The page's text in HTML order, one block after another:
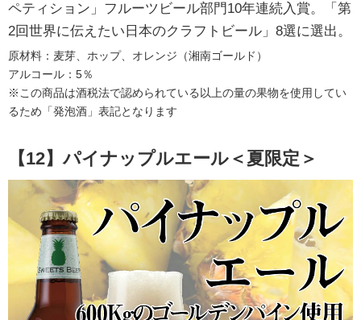
ペティション」フルーツビール部門10年連続入賞。「第
2回世界に伝えたい日本のクラフトビール」8選に選出。
原材料：麦芽、ホップ、オレンジ（湘南ゴールド）
アルコール：5％
※この商品は酒税法で認められている以上の量の果物を使用してい
るため「発泡酒」表記となります
【12】パイナップルエール＜夏限定＞